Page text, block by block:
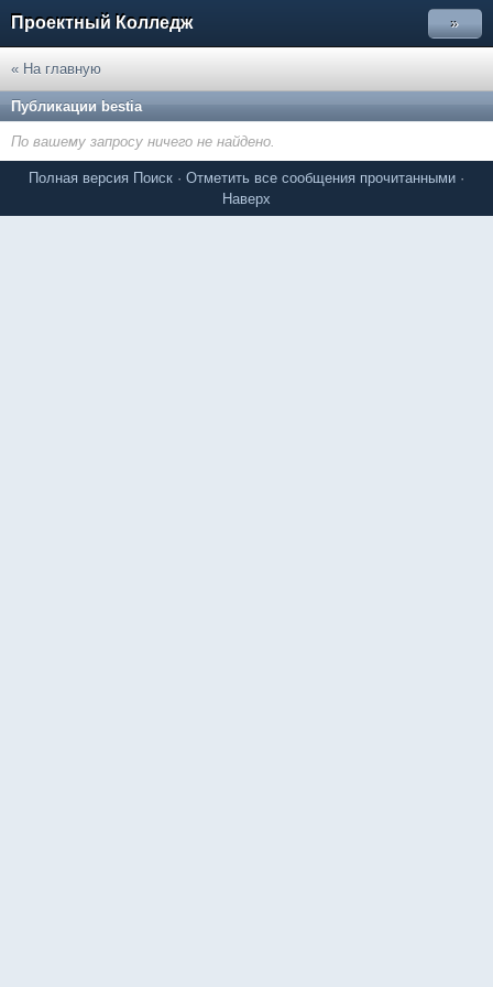
Проектный Колледж »
« На главную
Публикации bestia
По вашему запросу ничего не найдено.
Полная версия Поиск · Отметить все сообщения прочитанными ·
Наверх